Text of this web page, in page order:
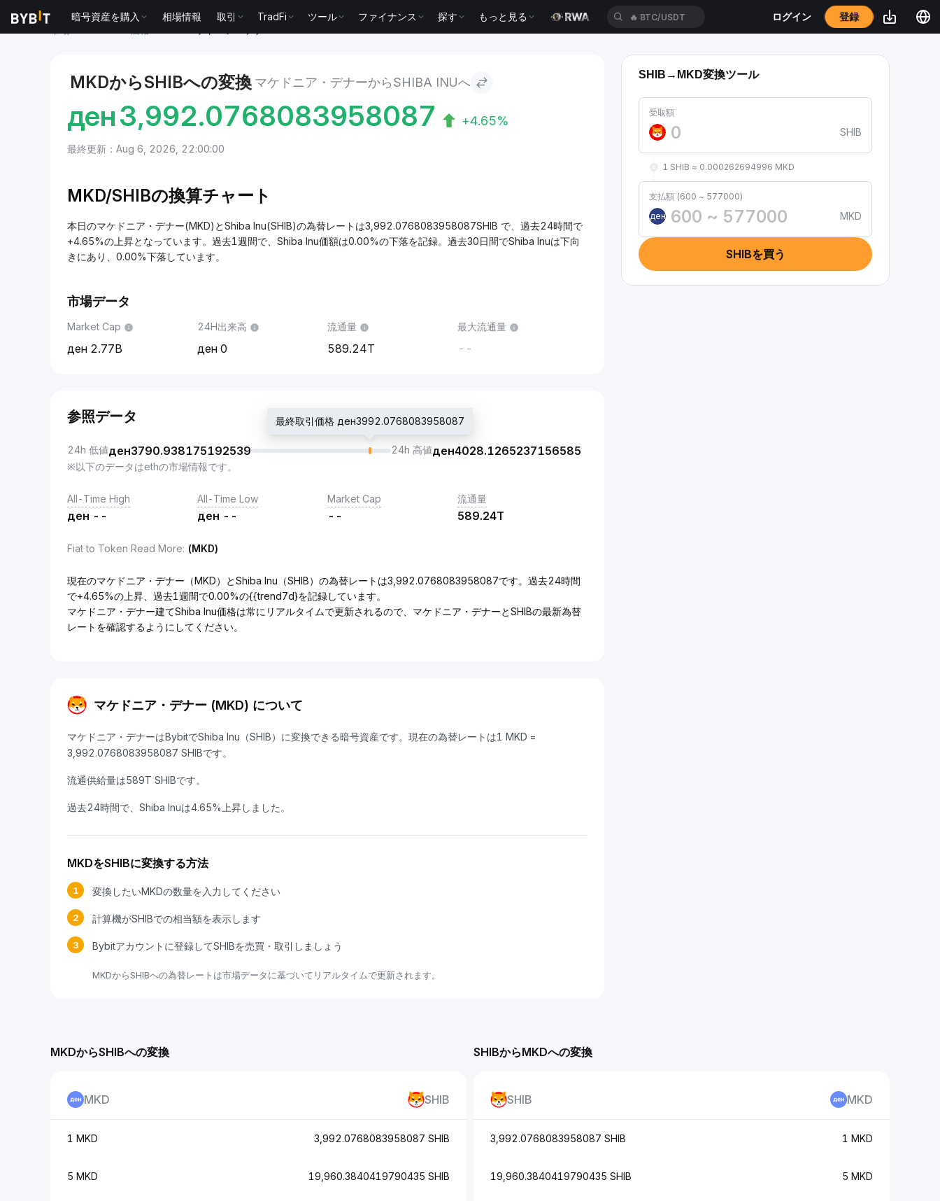
暗号資産を購入 相場情報 取引 TradFi ツール ファイナンス 探す もっと見る 🔥 BTC/USDT ログイン 登録
MKDからSHIBへの変換 マケドニア・デナーからSHIBA INUへ
ден3,992.0768083958087 +4.65%
最終更新：Aug 6, 2026, 22:00:00
MKD/SHIBの換算チャート
本日のマケドニア・デナー(MKD)とShiba Inu(SHIB)の為替レートは3,992.0768083958087SHIB で、過去24時間で
+4.65%の上昇となっています。過去1週間で、Shiba Inu価額は0.00%の下落を記録。過去30日間でShiba Inuは下向
きにあり、0.00%下落しています。
市場データ
Market Cap
2.77B
24H出来高
0
流通量
589.24T
最大流通量
--
参照データ
24h 低値ден3790.938175192539
最終取引価格 ден3992.0768083958087
24h 高値ден4028.1265237156585
※以下のデータはethの市場情報です。
All-Time High
ден --
All-Time Low
ден --
Market Cap
--
流通量
589.24T
Fiat to Token Read More: (MKD)
現在のマケドニア・デナー（MKD）とShiba Inu（SHIB）の為替レートは3,992.0768083958087です。過去24時間
で+4.65%の上昇、過去1週間で0.00%の{{trend7d}を記録しています。
マケドニア・デナー建てShiba Inu価格は常にリアルタイムで更新されるので、マケドニア・デナーとSHIBの最新為替
レートを確認するようにしてください。
マケドニア・デナー (MKD) について
マケドニア・デナーはBybitでShiba Inu（SHIB）に変換できる暗号資産です。現在の為替レートは1 MKD =
3,992.0768083958087 SHIBです。
流通供給量は589T SHIBです。
過去24時間で、Shiba Inuは4.65%上昇しました。
MKDをSHIBに変換する方法
1 変換したいMKDの数量を入力してください
2 計算機がSHIBでの相当額を表示します
3 Bybitアカウントに登録してSHIBを売買・取引しましょう
MKDからSHIBへの為替レートは市場データに基づいてリアルタイムで更新されます。
SHIB→MKD変換ツール
受取額
SHIB
1 SHIB ≈ 0.000262694996 MKD
支払額 (600 ~ 577000)
ден
MKD
SHIBを買う
SHIBからMKDへの変換
SHIB MKD
3,992.0768083958087 SHIB 1 MKD
19,960.3840419790435 SHIB 5 MKD
MKDからSHIBへの変換
MKD SHIB
1 MKD 3,992.0768083958087 SHIB
5 MKD 19,960.3840419790435 SHIB